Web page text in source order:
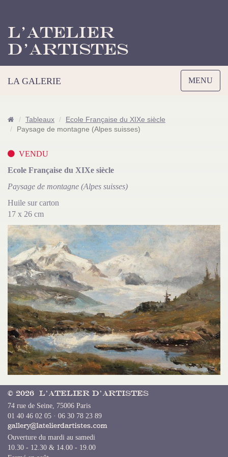
L’Atelier
d’Artistes
Toggle
navigation
MENU
LA GALERIE
Tableaux
Ecole Française du XIXe siècle
Paysage de montagne (Alpes suisses)
VENDU
Ecole Française du XIXe siècle
Paysage de montagne (Alpes suisses)
Huile sur carton
17 x 26 cm
© 2026 L’Atelier d’Artistes
74 rue de Seine, 75006 Paris
01 40 46 02 05 · 06 30 78 23 89
Ouverture du mardi au samedi
10.30 - 12.30 & 14.00 - 19.00